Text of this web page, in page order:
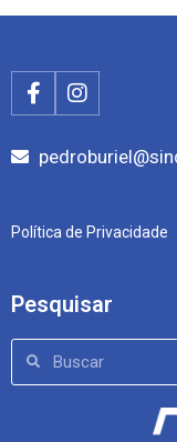
Política de Privacidade
Pesquisar